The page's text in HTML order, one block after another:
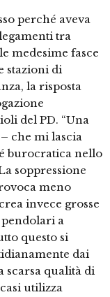
perché aveva
tra
medesime fasce
stazioni di
la risposta
del PD. “Una
che mi lascia
burocratica nello
soppressione
meno
invece grosse
a
questo si
dai
qualità di
utilizza